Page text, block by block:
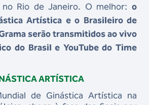
Rio de Janeiro. O melhor: o
Artística e o Brasileiro de
serão transmitidos ao vivo
do Brasil e YouTube do Time
ARTÍSTICA
de Ginástica Artística na